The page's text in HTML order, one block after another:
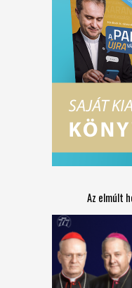
Az elmúlt